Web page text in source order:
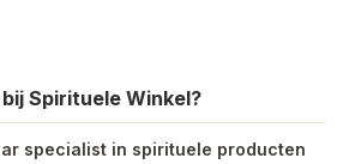
Spirituele Winkel?
specialist in spirituele producten